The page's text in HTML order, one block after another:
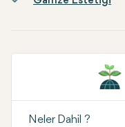
Neler Dahil ?